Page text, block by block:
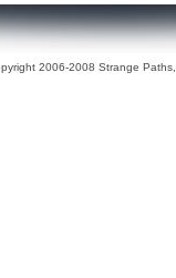
2006-2008 Strange Paths,